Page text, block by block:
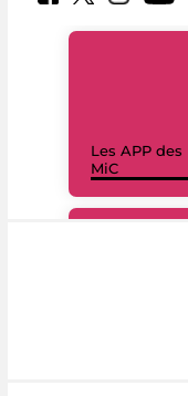
Les APP des
MiC